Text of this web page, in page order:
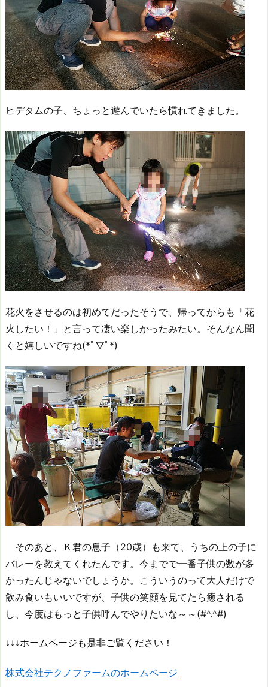
ヒデタムの子、ちょっと遊んでいたら慣れてきました。
花火をさせるのは初めてだったそうで、帰ってからも「花
火したい！」と言って凄い楽しかったみたい。そんなん聞
くと嬉しいですね(*ﾟ▽ﾟ*)
そのあと、Ｋ君の息子（20歳）も来て、うちの上の子に
バレーを教えてくれたんです。今までで一番子供の数が多
かったんじゃないでしょうか。こういうのって大人だけで
飲み食いもいいですが、子供の笑顔を見てたら癒される
し、今度はもっと子供呼んでやりたいな～～(#^.^#)
↓↓↓ホームページも是非ご覧ください！
株式会社テクノファームのホームページ